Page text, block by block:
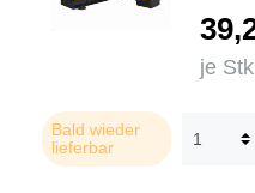
je
Bald wieder
lieferbar